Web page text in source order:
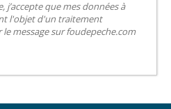
j’accepte que mes données à
l'objet d'un traitement
message sur foudepeche.com